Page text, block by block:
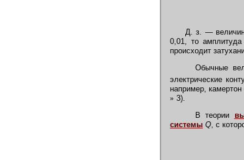
Д. з. —
0,01, то
происходит
Обычные
электрические
например,
» 3).
В теории
системы Q, с